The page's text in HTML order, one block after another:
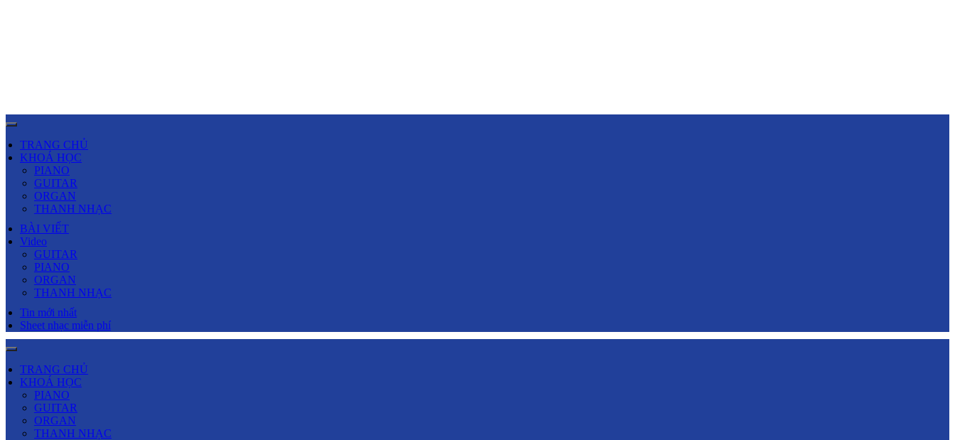
TRANG CHỦ
KHOÁ HỌC
PIANO
GUITAR
ORGAN
THANH NHẠC
BÀI VIẾT
Video
GUITAR
PIANO
ORGAN
THANH NHẠC
Tin mới nhất
Sheet nhạc miễn phí
TRANG CHỦ
KHOÁ HỌC
PIANO
GUITAR
ORGAN
THANH NHẠC